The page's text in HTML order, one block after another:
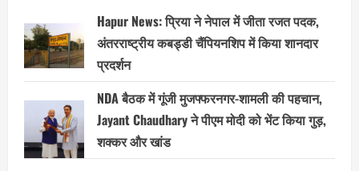
Hapur News: प्रिया ने नेपाल में जीता रजत पदक,
अंतरराष्ट्रीय कबड्डी चैंपियनशिप में किया शानदार
प्रदर्शन
NDA बैठक में गूंजी मुजफ्फरनगर-शामली की पहचान,
Jayant Chaudhary ने पीएम मोदी को भेंट किया गुड़,
शक्कर और खांड